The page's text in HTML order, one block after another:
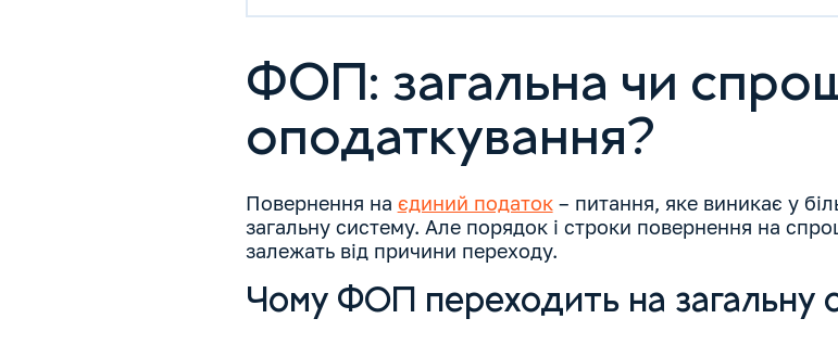
ФОП: загальна чи
оподаткування?
Повернення на єдиний податок– питання, яке виникає у
загальну систему. Але порядок і строки повернення на
залежать від причини переходу.
Чому ФОП переходить на загальну